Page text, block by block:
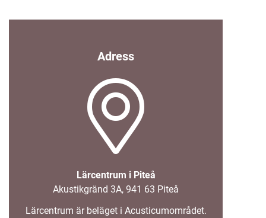
Adress(
p
p
n
a
n
y
t
Lärcentrum i Piteå
Akustikgränd 3A, 941 63 Piteå
Lärcentrum är beläget i Acusticumområdet.